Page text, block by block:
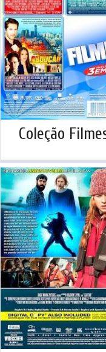
Coleção